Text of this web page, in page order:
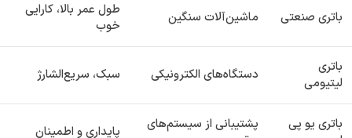
باتری صنعتی ماشین‌آلات سنگین
طول عمر بالا، کارایی
خوب
باتری
لیتیومی
دستگاه‌های الکترونیکی سبک، سریع‌الشارژ
باتری یو پی
پشتیبانی از سیستم‌های
پایداری و اطمینان